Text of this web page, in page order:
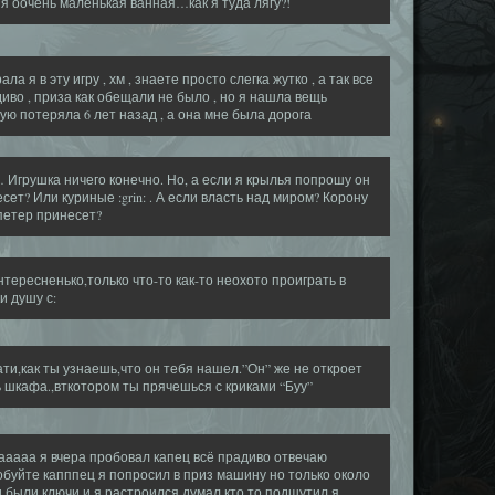
я в эту игру , хм , знаете просто слегка жутко , а так все
, приза как обещали не было , но я нашла вещь
потеряла 6 лет назад , а она мне была дорога
ничего конечно. Но, а если я крылья попрошу он
Или куриные :grin: . А если власть над миром? Корону
принесет?
что-то как-то неохото проиграть в
душу с:
ты узнаешь,что он тебя нашел.”Он” же не откроет
шкафа.,вткотором ты прячешься с криками “Буу”
я вчера пробовал капец всё прадиво отвечаю
капппец я попросил в приз машину но только около
были ключи и я растроился думал кто то подшутил я